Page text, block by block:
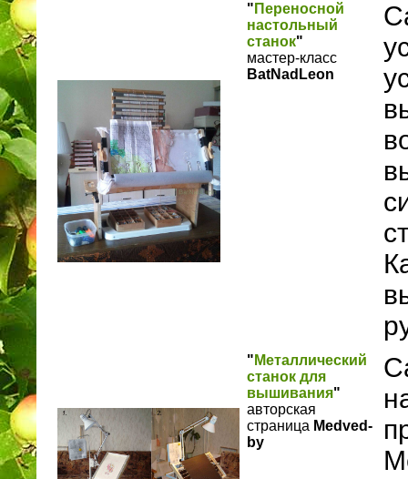
" Переносной
настольный
станок"
мастер-класс
BatNadLeon
" Металлический
станок для
вышивания"
авторская
страница Medved-
by